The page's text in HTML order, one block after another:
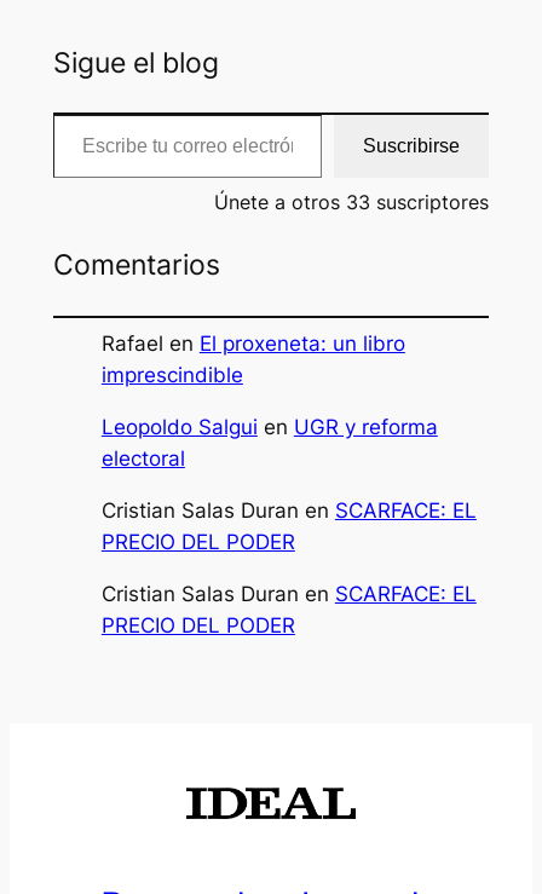
Sigue el blog
Escribe tu correo electrónico…
Suscribirse
Únete a otros 33 suscriptores
Comentarios
Rafael en El proxeneta: un libro
imprescindible
Leopoldo Salgui en UGR y reforma
electoral
Cristian Salas Duran en SCARFACE: EL
PRECIO DEL PODER
Cristian Salas Duran en SCARFACE: EL
PRECIO DEL PODER